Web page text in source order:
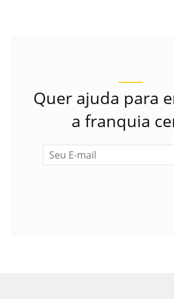
Quer ajuda para
a franquia